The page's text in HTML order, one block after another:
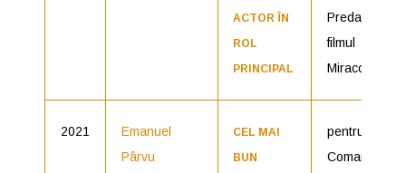
ACTOR ÎN
ROL
PRINCIPAL
Preda din
filmul
Miracol
2021
Emanuel
Pârvu
CEL MAI
BUN
pentru rolul
Coman din